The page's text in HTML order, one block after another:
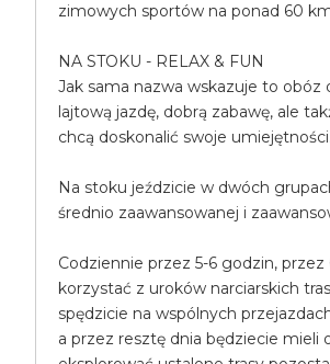
zimowych sportów na ponad 60
NA STOKU - RELAX & FUN
Jak sama nazwa wskazuje to obóz
lajtową jazdę, dobrą zabawę, ale
chcą doskonalić swoje umiejętności.
Na stoku jeździcie w dwóch
średnio zaawansowanej i
Codziennie przez 5-6 godzin, przez
korzystać z uroków narciarskich
spędzicie na wspólnych
a przez resztę dnia będziecie mieli